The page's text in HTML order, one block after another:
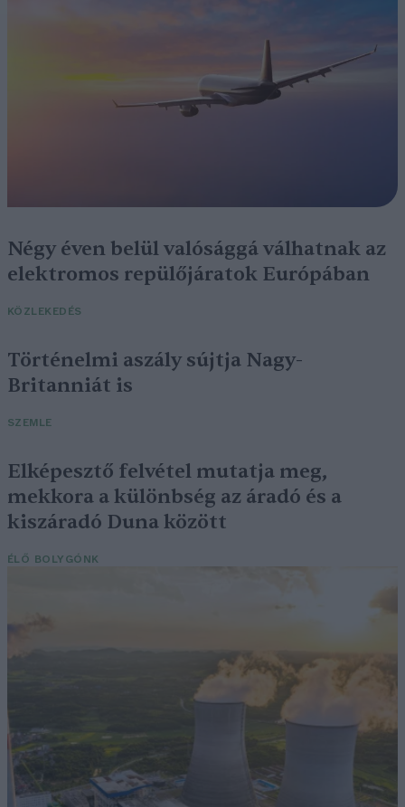
Négy éven belül valósággá válhatnak az
elektromos repülőjáratok Európában
KÖZLEKEDÉS
Történelmi aszály sújtja Nagy-
Britanniát is
SZEMLE
Elképesztő felvétel mutatja meg,
mekkora a különbség az áradó és a
kiszáradó Duna között
ÉLŐ BOLYGÓNK